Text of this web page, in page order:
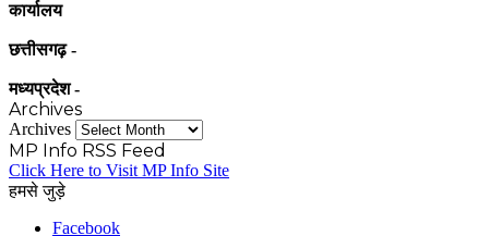
कार्यालय
छत्तीसगढ़ -
मध्यप्रदेश -
Archives
Archives
MP Info RSS Feed
Click Here to Visit MP Info Site
हमसे जुड़े
Facebook